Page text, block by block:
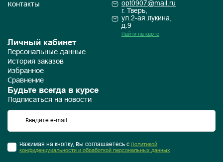
Контакты
opt0907@mail.ru
г. Тверь,
ул.2-ая Лукина,
д.9
Найти на карте
Личный кабинет
Персональные данные
История заказов
Избранное
Сравнение
Будьте всегда в курсе
Подписаться на новости
Нажимая на кнопку, Вы соглашаетесь с Политикой
конфиденцуиальности и обработкой персональных данных